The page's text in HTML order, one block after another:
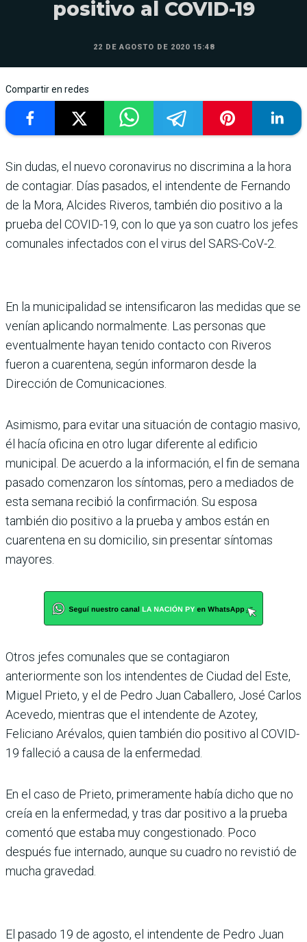
positivo al COVID-19
22 DE AGOSTO DE 2020 15:48
Compartir en redes
Sin dudas, el nuevo coronavirus no discrimina a la hora
de contagiar. Días pasados, el intendente de Fernando
de la Mora, Alcides Riveros, también dio positivo a la
prueba del COVID-19, con lo que ya son cuatro los jefes
comunales infectados con el virus del SARS-CoV-2.
En la municipalidad se intensificaron las medidas que se
venían aplicando normalmente. Las personas que
eventualmente hayan tenido contacto con Riveros
fueron a cuarentena, según informaron desde la
Dirección de Comunicaciones.
Asimismo, para evitar una situación de contagio masivo,
él hacía oficina en otro lugar diferente al edificio
municipal. De acuerdo a la información, el fin de semana
pasado comenzaron los síntomas, pero a mediados de
esta semana recibió la confirmación. Su esposa
también dio positivo a la prueba y ambos están en
cuarentena en su domicilio, sin presentar síntomas
mayores.
Otros jefes comunales que se contagiaron
anteriormente son los intendentes de Ciudad del Este,
Miguel Prieto, y el de Pedro Juan Caballero, José Carlos
Acevedo, mientras que el intendente de Azotey,
Feliciano Arévalos, quien también dio positivo al COVID-
19 falleció a causa de la enfermedad.
En el caso de Prieto, primeramente había dicho que no
creía en la enfermedad, y tras dar positivo a la prueba
comentó que estaba muy congestionado. Poco
después fue internado, aunque su cuadro no revistió de
mucha gravedad.
El pasado 19 de agosto, el intendente de Pedro Juan